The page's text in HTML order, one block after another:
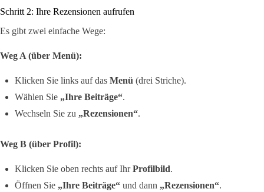
Schritt 2: Ihre Rezensionen aufrufen
Es gibt zwei einfache Wege:
Weg A (über Menü):
Klicken Sie links auf das Menü (drei Striche).
Wählen Sie „Ihre Beiträge“.
Wechseln Sie zu „Rezensionen“.
Weg B (über Profil):
Klicken Sie oben rechts auf IhrProfilbild.
Öffnen Sie „Ihre Beiträge“ und dann „Rezensionen“.